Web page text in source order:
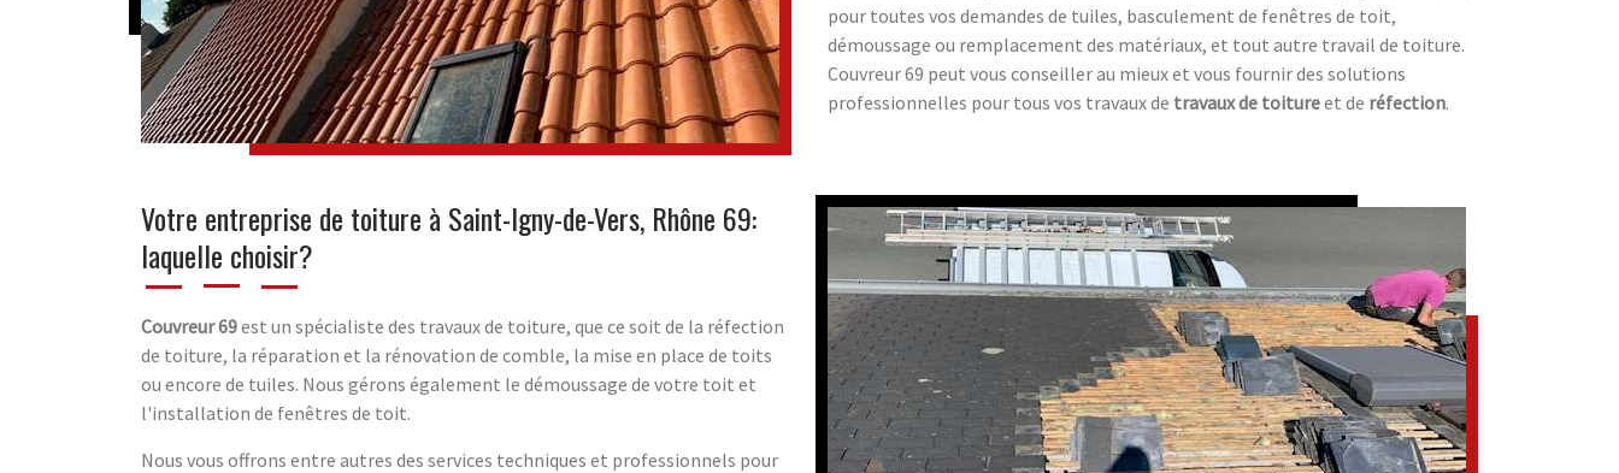
pour toutes vos demandes de tuiles, basculement de fenêtres de toit,
démoussage ou remplacement des matériaux, et tout autre travail de toiture.
Couvreur 69 peut vous conseiller au mieux et vous fournir des solutions
professionnelles pour tous vos travaux de travaux de toitureet de réfection.
Votre entreprise de toiture à Saint-Igny-de-Vers, Rhône 69:
laquelle choisir?
Couvreur 69est un spécialiste des travaux de toiture, que ce soit de la réfection
de toiture, la réparation et la rénovation de comble, la mise en place de toits
ou encore de tuiles. Nous gérons également le démoussage de votre toit et
l'installation de fenêtres de toit.
Nous vous offrons entre autres des services techniques et professionnels pour